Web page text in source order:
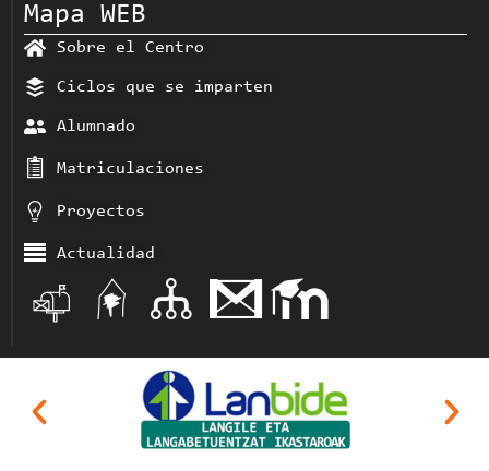
Mapa WEB
Sobre el Centro
Ciclos que se imparten
Alumnado
Matriculaciones
Proyectos
Actualidad